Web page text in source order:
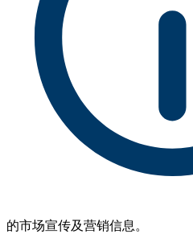
的市场宣传及营销信息。